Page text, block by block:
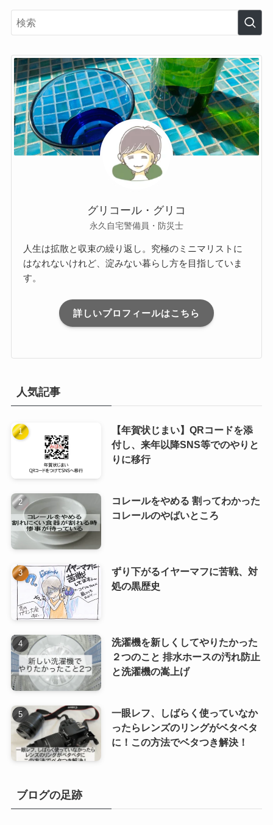
グリコール・グリコ
永久自宅警備員・防災士
人生は拡散と収束の繰り返し。究極のミニマリストに
はなれないけれど、淀みない暮らし方を目指していま
す。
詳しいプロフィールはこちら
人気記事
【年賀状じまい】QRコードを添
付し、来年以降SNS等でのやりと
りに移行
コレールをやめる 割ってわかった
コレールのやばいところ
ずり下がるイヤーマフに苦戦、対
処の黒歴史
洗濯機を新しくしてやりたかった
２つのこと 排水ホースの汚れ防止
と洗濯機の嵩上げ
一眼レフ、しばらく使っていなか
ったらレンズのリングがベタベタ
に！この方法でベタつき解決！
ブログの足跡